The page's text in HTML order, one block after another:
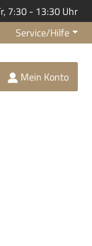
7:30 - 13:30 Uhr
Service/Hilfe
Mein Konto